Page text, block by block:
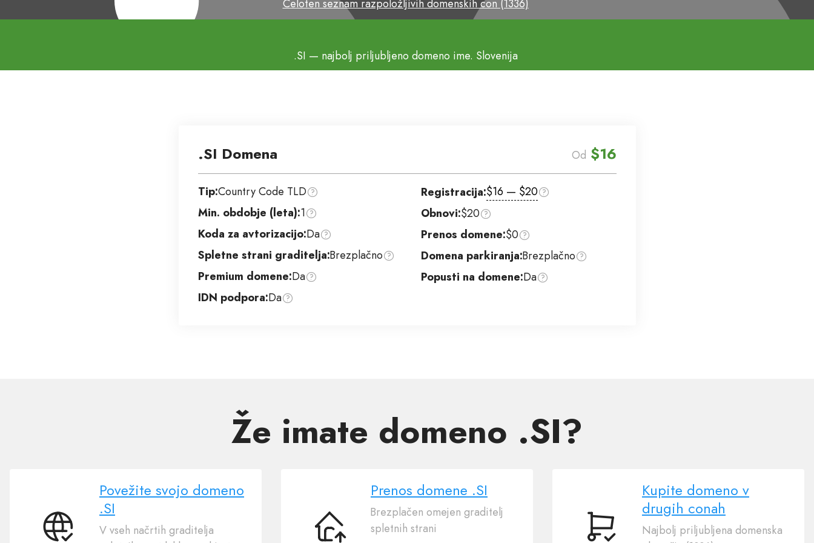
Celoten seznam razpoložljivih domenskih con (1336)
.SI — najbolj priljubljeno domeno ime. Slovenija
.SI Domena Od $16
Tip:Country Code TLD
Min. obdobje (leta):1
Koda za avtorizacijo:Da
Spletne strani graditelja:Brezplačno
Premium domene:Da
IDN podpora:Da
Registracija:$16 — $20
Obnovi:$20
Prenos domene:$0
Domena parkiranja:Brezplačno
Popusti na domene:Da
Že imate domeno .SI?
Povežite
Povežite svojo domeno
.SI
V vseh načrtih graditelja
Prenos
Prenos domene .SI
Brezplačen omejen graditelj
spletnih strani
Kupite
Kupite domeno v
drugih conah
Najbolj priljubljena domenska